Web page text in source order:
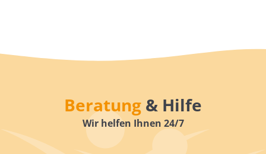
Beratung & Hilfe
Wir helfen Ihnen 24/7